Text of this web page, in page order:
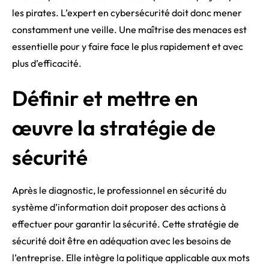
les pirates. L’expert en cybersécurité doit donc mener
constamment une veille. Une maîtrise des menaces est
essentielle pour y faire face le plus rapidement et avec
plus d’efficacité.
Définir et mettre en
œuvre la stratégie de
sécurité
Après le diagnostic, le professionnel en sécurité du
système d’information doit proposer des actions à
effectuer pour garantir la sécurité. Cette stratégie de
sécurité doit être en adéquation avec les besoins de
l’entreprise. Elle intègre la politique applicable aux mots